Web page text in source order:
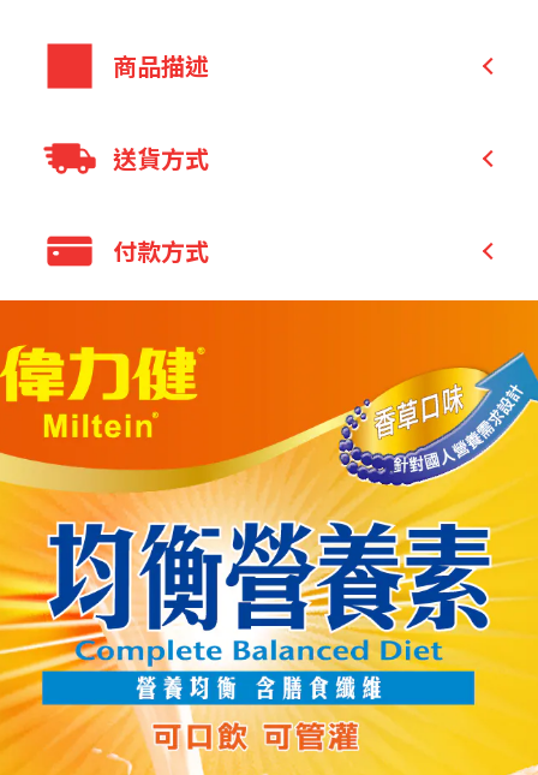
商品描述
膳食纖維：可促進腸道蠕動，改善細菌叢
可口飲、可管灌
送貨方式
全家 取貨付款
全家 取貨不付款
7-11 取貨付款
7-11 取貨不付款
宅配
貨到付款
付款方式
貨到付款
全家取貨付款
7-11 取貨付款
銀行轉帳／ATM
LINE Pay